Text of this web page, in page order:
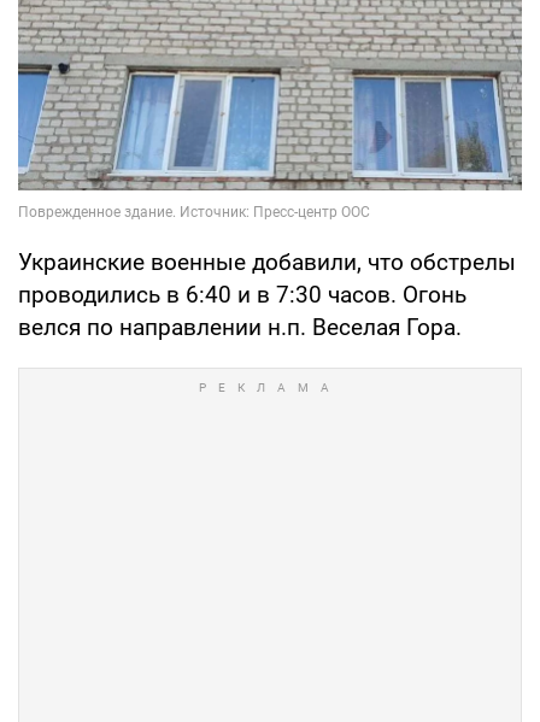
Украинские военные добавили, что обстрелы
проводились в 6:40 и в 7:30 часов. Огонь
велся по направлении н.п. Веселая Гора.